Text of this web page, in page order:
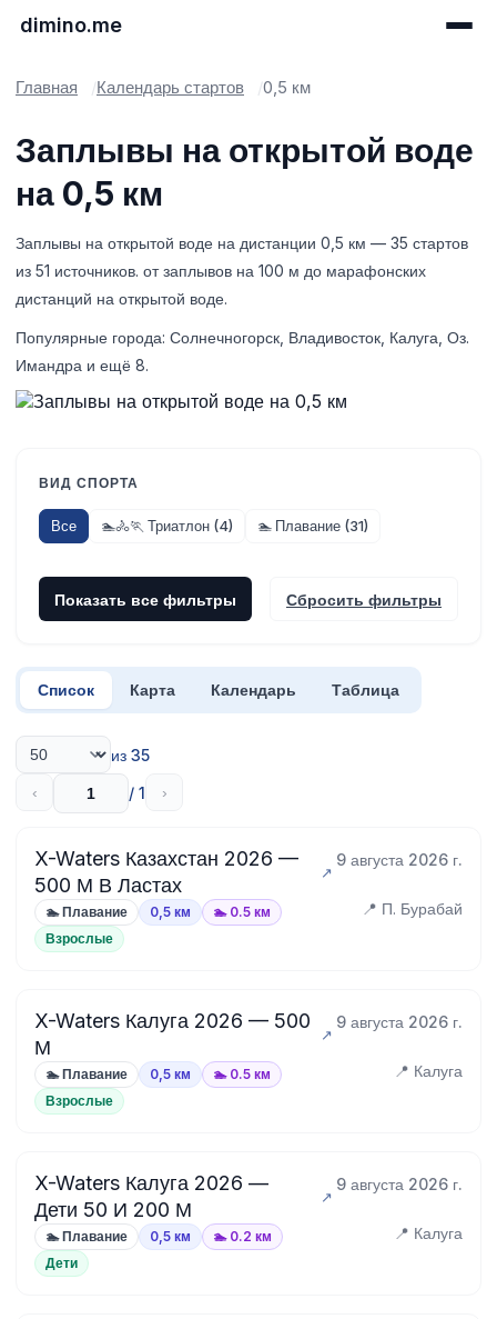
dimino.me
Главная Календарь стартов 0,5 км
Заплывы на открытой воде
на 0,5 км
Заплывы на открытой воде на дистанции 0,5 км — 35 стартов
из 51 источников. от заплывов на 100 м до марафонских
дистанций на открытой воде.
Популярные города: Солнечногорск, Владивосток, Калуга, Оз.
Имандра и ещё 8.
ВИД СПОРТА
Все 🏊🚴🏃 Триатлон (4) 🏊 Плавание (31)
Показать все фильтры Сбросить фильтры
Список Карта Календарь Таблица
из 35
‹ / 1 ›
X-Waters Казахстан 2026 —
500 М В Ластах
9 августа 2026 г.
🏊 Плавание 0,5 км 🏊 0.5 км 📍 П. Бурабай
Взрослые
X-Waters Калуга 2026 — 500
М
9 августа 2026 г.
🏊 Плавание 0,5 км 🏊 0.5 км 📍 Калуга
Взрослые
X-Waters Калуга 2026 —
Дети 50 И 200 М
9 августа 2026 г.
🏊 Плавание 0,5 км 🏊 0.2 км 📍 Калуга
Дети